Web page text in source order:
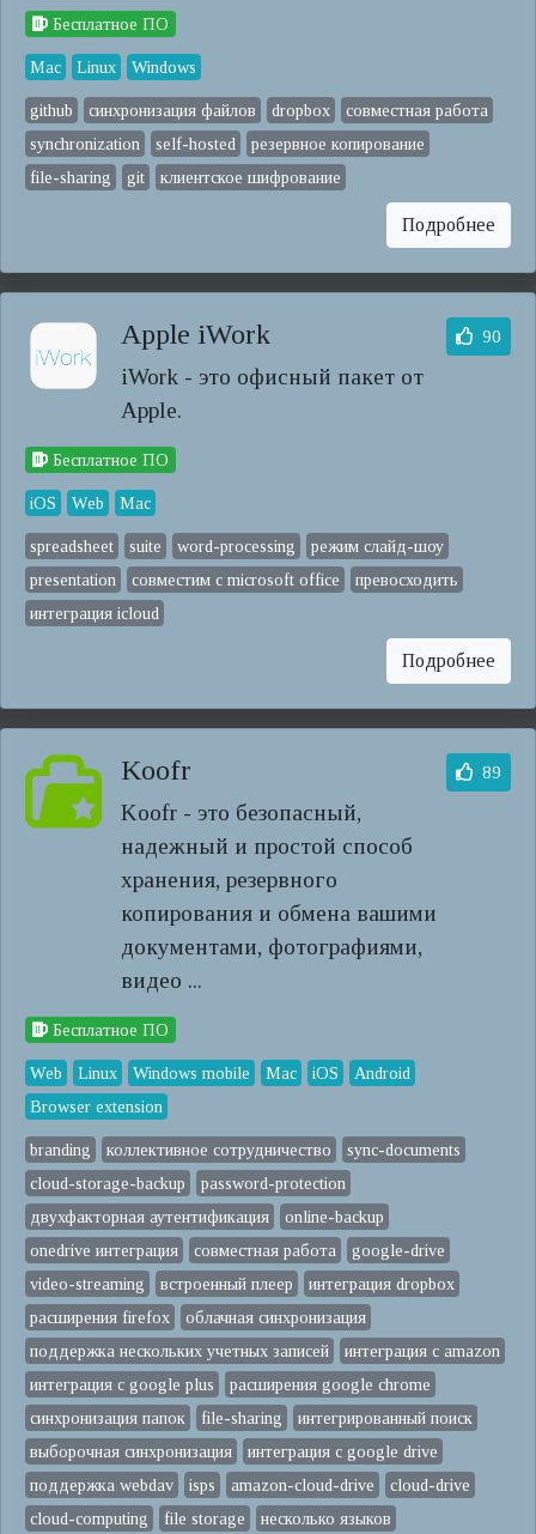
Бесплатное ПО
Mac Linux Windows
github синхронизация файлов dropbox
совместная работа
synchronization
self-hosted
резервное копирование
file-sharing
git клиентское шифрование
Подробнее
Apple iWork
iWork - это офисный пакет от
Apple.
90
Бесплатное ПО
iOS Web Mac
spreadsheet suite word-processing
режим слайд-шоу
presentation
совместим с microsoft office
превосходить
интеграция icloud
Подробнее
Koofr
Koofr - это безопасный,
надежный и простой способ
хранения, резервного
копирования и обмена вашими
документами, фотографиями,
видео ...
89
Бесплатное ПО
Web Linux Windows mobile Mac iOS
Android
Browser extension
branding коллективное сотрудничество
sync-documents
cloud-storage-backup
password-protection
двухфакторная аутентификация
online-backup
onedrive интеграция
совместная работа
google-drive
video-streaming
встроенный плеер
интеграция dropbox
расширения firefox
облачная синхронизация
поддержка нескольких учетных записей
интеграция с amazon
интеграция с google plus
расширения google chrome
синхронизация папок
file-sharing
интегрированный поиск
выборочная синхронизация
интеграция с google drive
поддержка webdav
isps amazon-cloud-drive
cloud-drive
cloud-computing
file storage
несколько языков